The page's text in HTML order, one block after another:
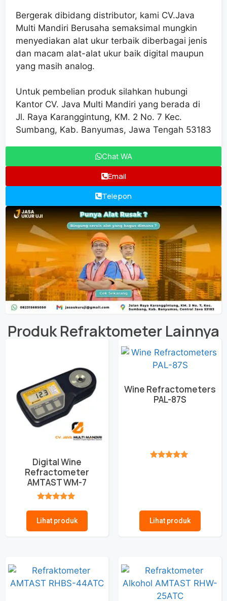
Bergerak dibidang distributor, kami CV.Java
Multi Mandiri Berusaha semaksimal mungkin
menyediakan alat ukur terbaik diberbagai jenis
dan macam alat-alat ukur baik digital maupun
yang masih analog.
Untuk pembelian produk silahkan hubungi
Kantor CV. Java Multi Mandiri yang berada di
Jl. Raya Karanggintung, KM. 2 No. 7 Kec.
Sumbang, Kab. Banyumas, Jawa Tengah 53183
Chat WA
Email
Telepon
ProdukRefraktometer Lainnya
Digital Wine
Refractometer
AMTAST WM-7
Lihat produk
Wine Refractometers
PAL-87S
Lihat produk